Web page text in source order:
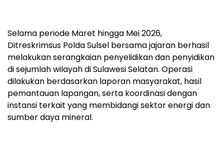
Selama periode Maret hingga Mei 2026,
Ditreskrimsus Polda Sulsel bersama jajaran berhasil
melakukan serangkaian penyelidikan dan penyidikan
di sejumlah wilayah di Sulawesi Selatan. Operasi
dilakukan berdasarkan laporan masyarakat, hasil
pemantauan lapangan, serta koordinasi dengan
instansi terkait yang membidangi sektor energi dan
sumber daya mineral.